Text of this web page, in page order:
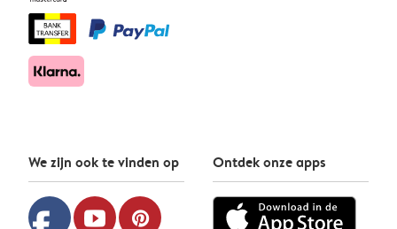
We zijn ook te vinden op
youtube pinterest
Ontdek onze apps